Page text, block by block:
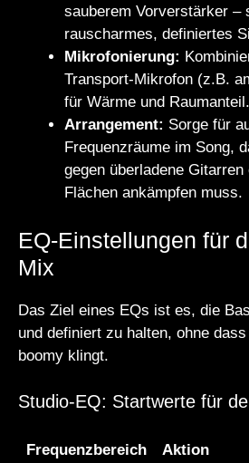
sauberem Vorverstärker –
rauscharmes, definiertes
Mikrofonierung:
Transport-Mikrofon (z.B.
für Wärme und Raumanteil.
Arrangement: Sorge für
Frequenzräume im Song,
gegen überladene Gitarren
Flächen ankämpfen muss.
EQ-Einstellungen für
Mix
Das Ziel eines EQs ist es, die
und definiert zu halten, ohne
boomy klingt.
Studio-EQ: Startwerte für
Frequenzbereich Aktion